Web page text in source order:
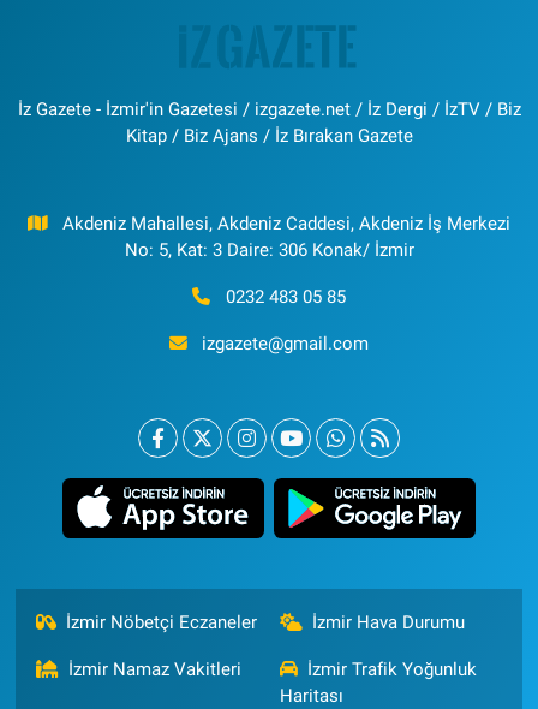
İz Gazete - İzmir'in Gazetesi / izgazete.net / İz Dergi / İzTV / Biz
Kitap / Biz Ajans / İz Bırakan Gazete
Akdeniz Mahallesi, Akdeniz Caddesi, Akdeniz İş Merkezi
No: 5, Kat: 3 Daire: 306 Konak/ İzmir
0232 483 05 85
izgazete@gmail.com
İzmir Nöbetçi Eczaneler İzmir Hava Durumu
İzmir Namaz Vakitleri
İzmir Trafik Yoğunluk
Haritası